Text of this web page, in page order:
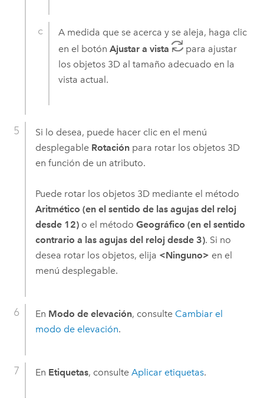
A medida que se acerca y se aleja, haga clic
en el botónAjustar a vista
para ajustar
los objetos 3D al tamaño adecuado en la
vista actual.
Si lo desea, puede hacer clic en el menú
desplegable Rotaciónpara rotar los objetos 3D
en función de un atributo.
Puede rotar los objetos 3D mediante el método
Aritmético (en el sentido de las agujas del reloj
desde 12)o el método Geográfico (en el sentido
contrario a las agujas del reloj desde 3). Si no
desea rotar los objetos, elija <Ninguno> en el
menú desplegable.
En Modo de elevación, consulte Cambiar el
modo de elevación.
En Etiquetas, consulte Aplicar etiquetas.